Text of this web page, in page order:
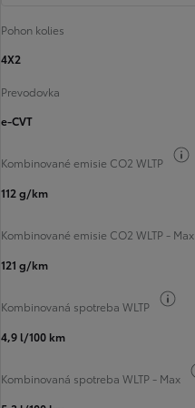
Pohon kolies
4X2
Prevodovka
e‑CVT
Kombinované emisie CO2 WLTP
112 g/km
Kombinované emisie CO2 WLTP - Max
121 g/km
Kombinovaná spotreba WLTP
4,9 l/100 km
Kombinovaná spotreba WLTP - Max